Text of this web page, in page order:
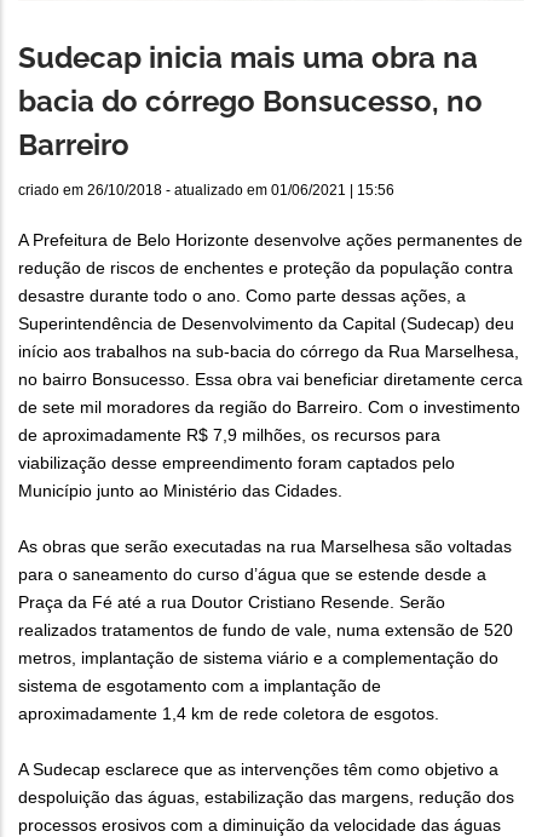
Sudecap inicia mais uma obra na
bacia do córrego Bonsucesso, no
Barreiro
criado em 26/10/2018 - atualizado em 01/06/2021 | 15:56
A Prefeitura de Belo Horizonte desenvolve ações permanentes de
redução de riscos de enchentes e proteção da população contra
desastre durante todo o ano. Como parte dessas ações, a
Superintendência de Desenvolvimento da Capital (Sudecap) deu
início aos trabalhos na sub-bacia do córrego da Rua Marselhesa,
no bairro Bonsucesso. Essa obra vai beneficiar diretamente cerca
de sete mil moradores da região do Barreiro. Com o investimento
de aproximadamente R$ 7,9 milhões, os recursos para
viabilização desse empreendimento foram captados pelo
Município junto ao Ministério das Cidades.
As obras que serão executadas na rua Marselhesa são voltadas
para o saneamento do curso d’água que se estende desde a
Praça da Fé até a rua Doutor Cristiano Resende. Serão
realizados tratamentos de fundo de vale, numa extensão de 520
metros, implantação de sistema viário e a complementação do
sistema de esgotamento com a implantação de
aproximadamente 1,4 km de rede coletora de esgotos.
A Sudecap esclarece que as intervenções têm como objetivo a
despoluição das águas, estabilização das margens, redução dos
processos erosivos com a diminuição da velocidade das águas